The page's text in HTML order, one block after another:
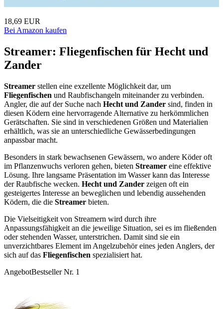
18,69 EUR
Bei Amazon kaufen
Streamer: Fliegenfischen für Hecht und
Zander
Streamer stellen eine exzellente Möglichkeit dar, um
Fliegenfischen und Raubfischangeln miteinander zu verbinden.
Angler, die auf der Suche nach Hecht und Zander sind, finden in
diesen Ködern eine hervorragende Alternative zu herkömmlichen
Gerätschaften. Sie sind in verschiedenen Größen und Materialien
erhältlich, was sie an unterschiedliche Gewässerbedingungen
anpassbar macht.
Besonders in stark bewachsenen Gewässern, wo andere Köder oft
im Pflanzenwuchs verloren gehen, bieten Streamer eine effektive
Lösung. Ihre langsame Präsentation im Wasser kann das Interesse
der Raubfische wecken. Hecht und Zander zeigen oft ein
gesteigertes Interesse an beweglichen und lebendig aussehenden
Ködern, die die Streamer bieten.
Die Vielseitigkeit von Streamern wird durch ihre
Anpassungsfähigkeit an die jeweilige Situation, sei es im fließenden
oder stehenden Wasser, unterstrichen. Damit sind sie ein
unverzichtbares Element im Angelzubehör eines jeden Anglers, der
sich auf das Fliegenfischen spezialisiert hat.
AngebotBestseller Nr. 1